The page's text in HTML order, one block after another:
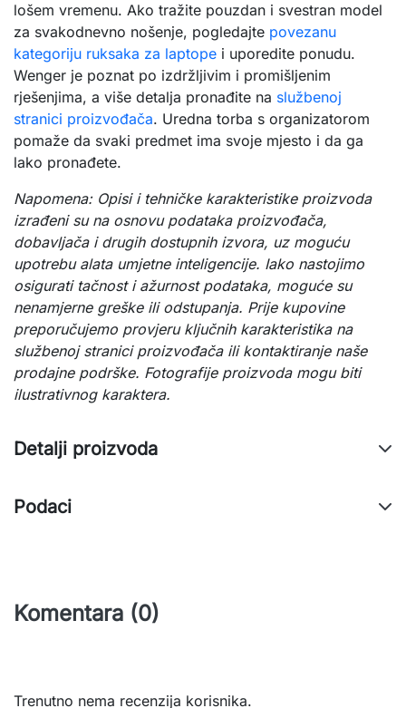
lošem vremenu. Ako tražite pouzdan i svestran model
za svakodnevno nošenje, pogledajte povezanu
kategoriju ruksaka za laptope i uporedite ponudu.
Wenger je poznat po izdržljivim i promišljenim
rješenjima, a više detalja pronađite na službenoj
stranici proizvođača. Uredna torba s organizatorom
pomaže da svaki predmet ima svoje mjesto i da ga
lako pronađete.
Napomena: Opisi i tehničke karakteristike proizvoda
izrađeni su na osnovu podataka proizvođača,
dobavljača i drugih dostupnih izvora, uz moguću
upotrebu alata umjetne inteligencije. Iako nastojimo
osigurati tačnost i ažurnost podataka, moguće su
nenamjerne greške ili odstupanja. Prije kupovine
preporučujemo provjeru ključnih karakteristika na
službenoj stranici proizvođača ili kontaktiranje naše
prodajne podrške. Fotografije proizvoda mogu biti
ilustrativnog karaktera.
Detalji proizvoda
Podaci
Komentara (0)
Trenutno nema recenzija korisnika.